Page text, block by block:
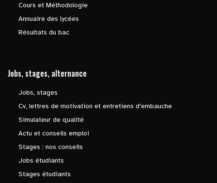
Cours et Méthodologie
Annuaire des lycées
Résultats du bac
Jobs, stages, alternance
Jobs, stages
Cv, lettres de motivation et entretiens d'embauche
Simulateur de qualité
Actu et conseils emploi
Stages : nos conseils
Jobs étudiants
Stages étudiants